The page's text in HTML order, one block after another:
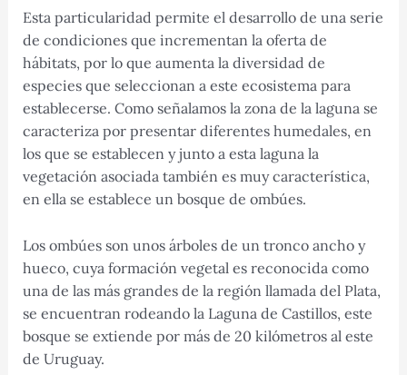
Esta particularidad permite el desarrollo de una serie
de condiciones que incrementan la oferta de
hábitats, por lo que aumenta la diversidad de
especies que seleccionan a este ecosistema para
establecerse. Como señalamos la zona de la laguna se
caracteriza por presentar diferentes humedales, en
los que se establecen y junto a esta laguna la
vegetación asociada también es muy característica,
en ella se establece un bosque de ombúes.
Los ombúes son unos árboles de un tronco ancho y
hueco, cuya formación vegetal es reconocida como
una de las más grandes de la región llamada del Plata,
se encuentran rodeando la Laguna de Castillos, este
bosque se extiende por más de 20 kilómetros al este
de Uruguay.